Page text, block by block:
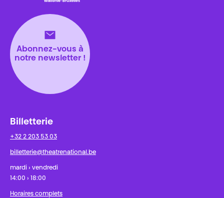
Abonnez-vous à
notre newsletter !
Billetterie
+32 2 203 53 03
billetterie@theatrenational.be
mardi › vendredi
14:00 › 18:00
Horaires complets